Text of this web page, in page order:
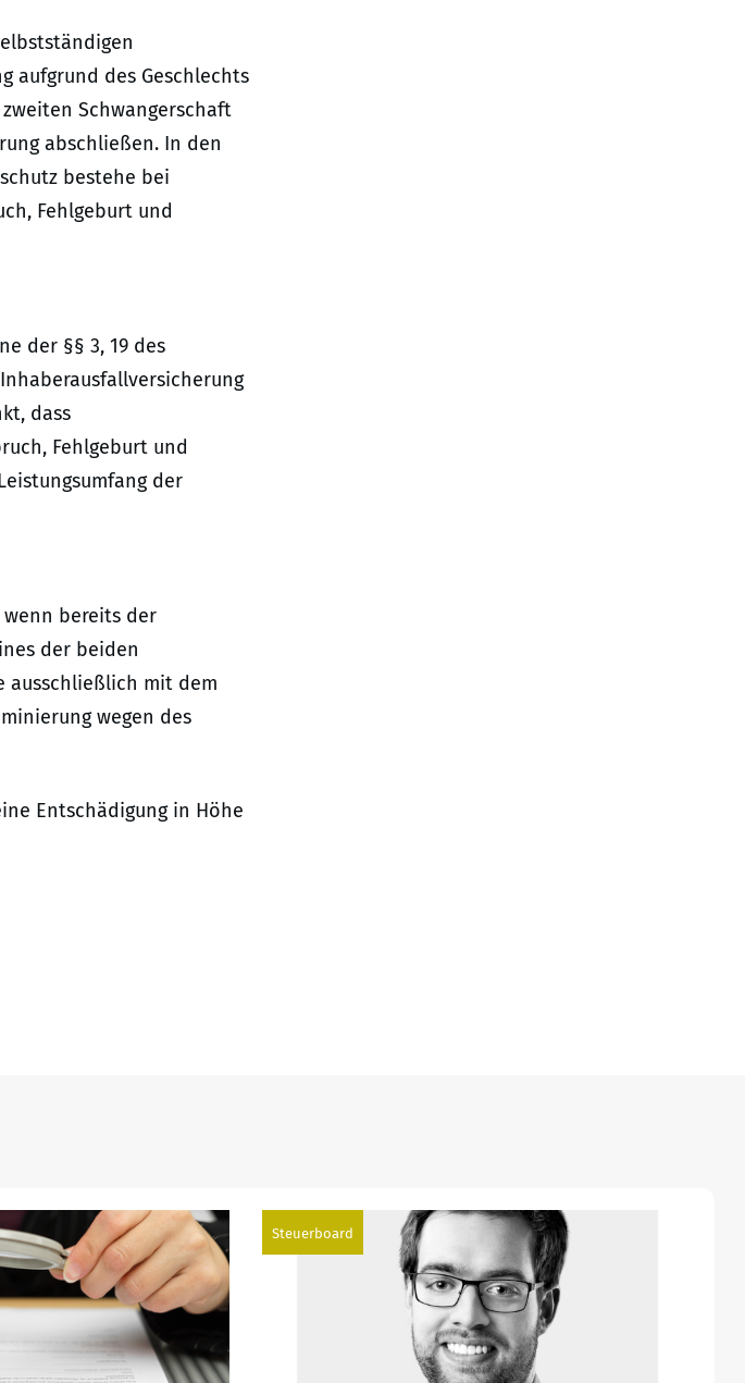
aufgrund des Geschlechts
Schwangerschaft
abschließen. In den
bestehe bei
Fehlgeburt und
der §§ 3, 19 des
dass
Fehlgeburt und
der
wenn bereits der
der beiden
ausschließlich mit dem
wegen des
Entschädigung in Höhe
Steuerboard